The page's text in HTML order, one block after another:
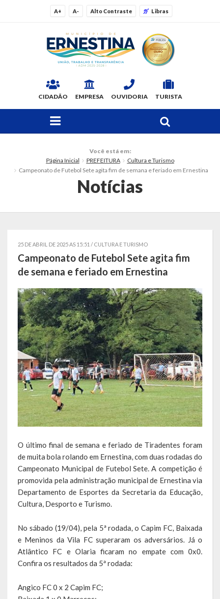
A+ A- Alto Contraste Libras
CIDADÃO EMPRESA OUVIDORIA TURISTA
Dados Gerais
Telefones Úteis
Secretarias
Estrutura organizacional
Administração
Assistência Social
Educação, Cultura, Desporto e Turismo
Sala Multidisciplinar Saber Mais
Escola Municipal de Educação Infantil Dr. Orlando Rojas
Escola Municipal De Ensino Fundamental Educarte
Escola Municipal De Ensino Fundamental João Alfredo Sachser
Escola Municipal De Ensino Fundamental Osvaldo Cruz
Agricultura
Fazenda
Obras e Viação
Serviços Oferecidos pela Secretaria de Saúde
Você está em:
Página Inicial
PREFEITURA
Cultura e Turismo
Campeonato de Futebol Sete agita fim de semana e feriado em Ernestina
Notícias
25 DE ABRIL DE 2025 AS 15:51 / CULTURA E TURISMO
Campeonato de Futebol Sete agita fim
de semana e feriado em Ernestina
O último final de semana e feriado de Tiradentes foram
de muita bola rolando em Ernestina, com duas rodadas do
Campeonato Municipal de Futebol Sete. A competição é
promovida pela administração municipal de Ernestina via
Departamento de Esportes da Secretaria da Educação,
Cultura, Desporto e Turismo.
No sábado (19/04), pela 5ª rodada, o Capim FC, Baixada
e Meninos da Vila FC superaram os adversários. Já o
Atlântico FC e Olaria ficaram no empate com 0x0.
Confira os resultados da 5ª rodada:
Angico FC 0 x 2 Capim FC;